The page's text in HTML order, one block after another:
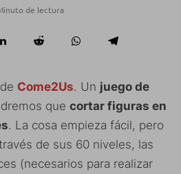
de lectura
Come2Us. Un juego de
que cortar figuras en
. La cosa empieza fácil, pero
de sus 60 niveles, las
(necesarios para realizar